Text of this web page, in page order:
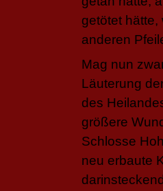
getötet
anderen
Mag nun
Läuterung
des
größere
Schlosse
neu erbaute